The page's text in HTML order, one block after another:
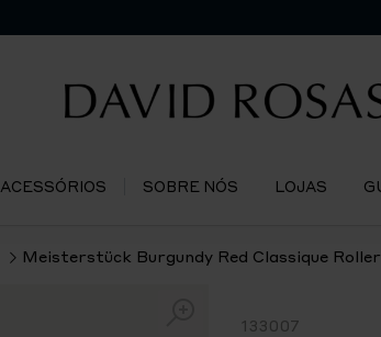
ACESSÓRIOS SOBRE NÓS LOJAS
Meisterstück Burgundy Red Classique
133007